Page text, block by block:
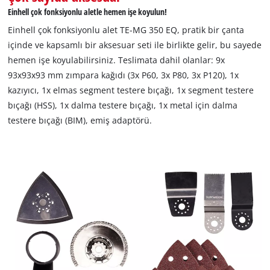
P60, 3x P80, 3x P120) ve bir kazıyıcı içerir.
Einhell çok fonksiyonlu aletle hemen işe koyulun!
Einhell çok fonksiyonlu alet TE-MG 350 EQ, pratik bir çanta
içinde ve kapsamlı bir aksesuar seti ile birlikte gelir, bu sayede
hemen işe koyulabilirsiniz. Teslimata dahil olanlar: 9x
93x93x93 mm zımpara kağıdı (3x P60, 3x P80, 3x P120), 1x
kazıyıcı, 1x elmas segment testere bıçağı, 1x segment testere
bıçağı (HSS), 1x dalma testere bıçağı, 1x metal için dalma
testere bıçağı (BIM), emiş adaptörü.